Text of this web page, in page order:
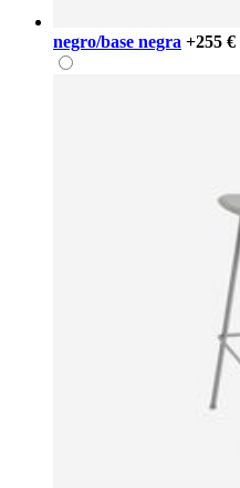
negro/base negra +255 €